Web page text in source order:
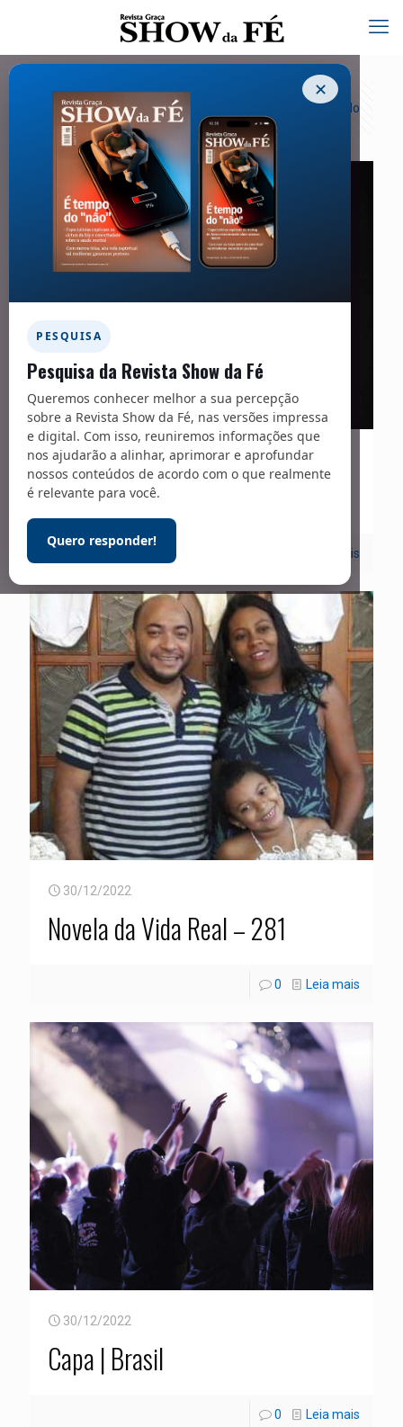
✕
PESQUISA
Pesquisa da Revista Show da Fé
Queremos conhecer melhor a sua percepção
sobre a Revista Show da Fé, nas versões impressa
e digital. Com isso, reuniremos informações que
nos ajudarão a alinhar, aprimorar e aprofundar
nossos conteúdos de acordo com o que realmente
é relevante para você.
Quero responder!
Categorias Tags Exibir tudo
30/12/2022
Entrevista – 281
Leia mais
30/12/2022
Novela da Vida Real – 281
0 Leia mais
30/12/2022
Capa | Brasil
0 Leia mais